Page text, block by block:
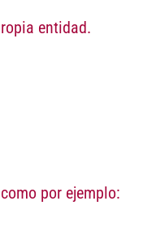
entidad.
por ejemplo: